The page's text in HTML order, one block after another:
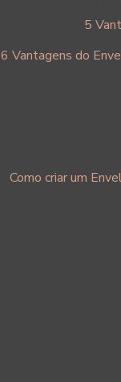
5
6 Vantagens do
Como criar um